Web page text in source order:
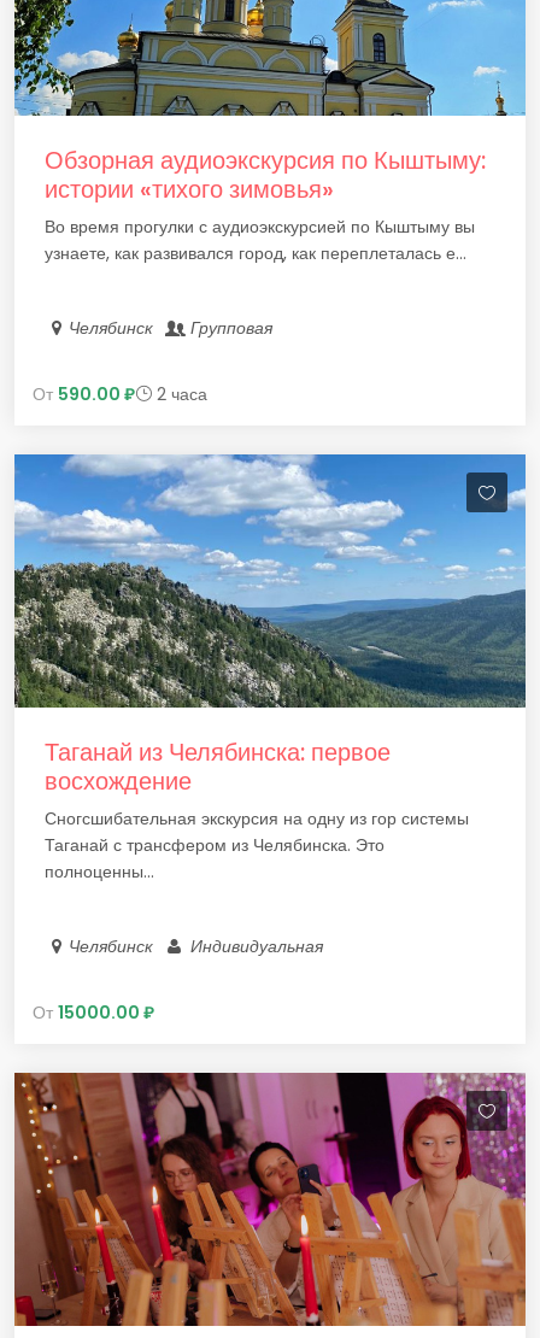
Обзорная аудиоэкскурсия по Кыштыму:
истории «тихого зимовья»
Во время прогулки с аудиоэкскурсией по Кыштыму вы
узнаете, как развивался город, как переплеталась е...
Челябинск Групповая
От 590.00 ₽ 2 часа
Таганай из Челябинска: первое
восхождение
Сногсшибательная экскурсия на одну из гор системы
Таганай с трансфером из Челябинска. Это
полноценны...
Челябинск Индивидуальная
От 15000.00 ₽